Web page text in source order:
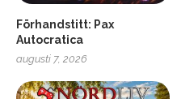
Förhandstitt: Pax
Autocratica
augusti 7, 2026